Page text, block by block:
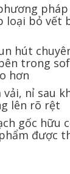
loại bỏ vết
hút
trong
hơn
vải, nỉ sau
lên rõ rệt
gốc hữu
được